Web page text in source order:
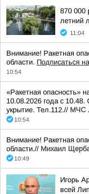
870 000
летний
11:04
Внимание! Ракетная
области. Подписаться
10:54
«Ракетная опасность»
10.08.2026 года с 10.48.
укрытие. Тел.112.// МЧС
10:54
Внимание! Ракетная
области.// Михаил
10:49
Игорь
всей